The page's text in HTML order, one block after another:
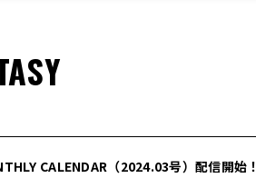
CALENDAR（2024.03号）配信開始！